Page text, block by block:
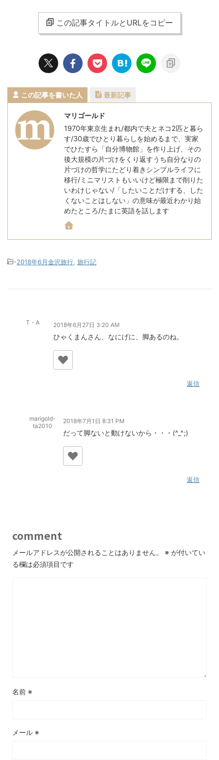
この記事タイトルとURLをコピー
この記事を書いた人 最新記事
マリゴールド
1970年東京生まれ/都内で夫とネコ2匹と暮ら
す/30歳でひとり暮らしを始めるまで、実家
でひたすら「自分博物館」を作り上げ、その
後大規模の片づけをくり返すうち自分なりの
片づけの哲学にたどり着きシンプルライフに
移行/ミニマリストもいいけど極限まで削りた
いわけじゃない/「したいことだけする、した
くないことはしない」の意味が最近わかり始
めたところ/たまに英語を話します
-2018年6月金沢旅行 旅行記
T・A 2018年6月27日 3:20 AM
ひゃくまんさん、なにげに、脚あるのね。
返信
marigold-
ta2010
2018年7月1日 8:31 PM
だって脚ないと動けないから・・・(^_^;)
返信
comment
メールアドレスが公開されることはありません。 ※ が付いてい
る欄は必須項目です
名前 ※
メール ※